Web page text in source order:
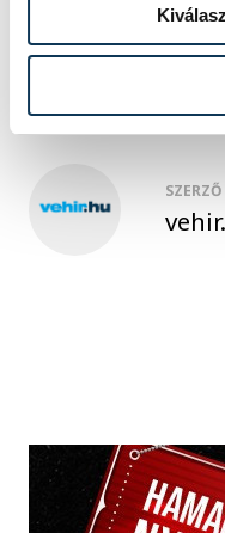
Balatonalmádi
SZERZŐ